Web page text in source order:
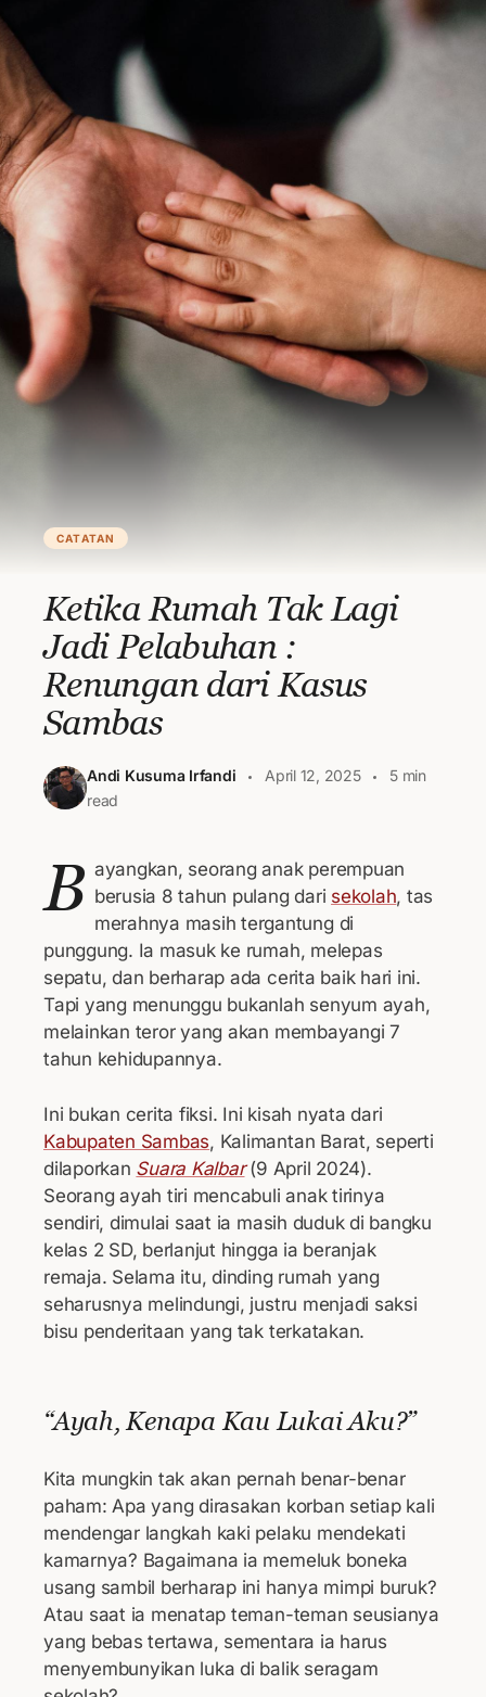
CATATAN
Ketika Rumah Tak Lagi
Jadi Pelabuhan :
Renungan dari Kasus
Sambas
Andi Kusuma Irfandi April 12, 2025
5 min
read
B ayangkan, seorang anak perempuan
berusia 8 tahun pulang dari sekolah, tas
merahnya masih tergantung di
punggung. Ia masuk ke rumah, melepas
sepatu, dan berharap ada cerita baik hari ini.
Tapi yang menunggu bukanlah senyum ayah,
melainkan teror yang akan membayangi 7
tahun kehidupannya.
Ini bukan cerita fiksi. Ini kisah nyata dari
Kabupaten Sambas, Kalimantan Barat, seperti
dilaporkan Suara Kalbar(9 April 2024).
Seorang ayah tiri mencabuli anak tirinya
sendiri, dimulai saat ia masih duduk di bangku
kelas 2 SD, berlanjut hingga ia beranjak
remaja. Selama itu, dinding rumah yang
seharusnya melindungi, justru menjadi saksi
bisu penderitaan yang tak terkatakan.
“Ayah, Kenapa Kau Lukai Aku?”
Kita mungkin tak akan pernah benar-benar
paham: Apa yang dirasakan korban setiap kali
mendengar langkah kaki pelaku mendekati
kamarnya? Bagaimana ia memeluk boneka
usang sambil berharap ini hanya mimpi buruk?
Atau saat ia menatap teman-teman seusianya
yang bebas tertawa, sementara ia harus
menyembunyikan luka di balik seragam